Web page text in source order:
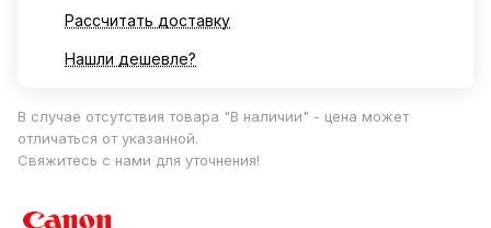
Рассчитать доставку
Нашли дешевле?
В случае отсутствия товара "В наличии" - цена может
отличаться от указанной.
Свяжитесь с нами для уточнения!